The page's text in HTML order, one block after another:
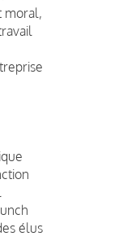
moral,
élus